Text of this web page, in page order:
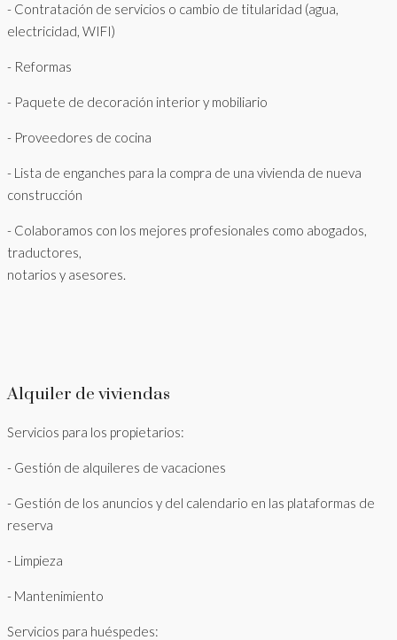
- Contratación de servicios o cambio de titularidad (agua,
electricidad, WIFI)
- Reformas
- Paquete de decoración interior y mobiliario
- Proveedores de cocina
- Lista de enganches para la compra de una vivienda de nueva
construcción
- Colaboramos con los mejores profesionales como abogados,
traductores,
notarios y asesores.
Alquiler de viviendas
Servicios para los propietarios:
- Gestión de alquileres de vacaciones
- Gestión de los anuncios y del calendario en las plataformas de
reserva
- Limpieza
- Mantenimiento
Servicios para huéspedes: